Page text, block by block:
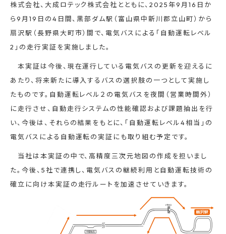
株式会社、大成ロテック株式会社とともに、2025年9月16日か
ら9月19日の4日間、黒部ダム駅（富山県中新川郡立山町）から
扇沢駅（長野県大町市）間で、電気バスによる「自動運転レベル
2」の走行実証を実施しました。
本実証は今後、現在運行している電気バスの更新を迎えるに
あたり、将来新たに導入するバスの選択肢の一つとして実施し
たものです。自動運転レベル２の電気バスを夜間（営業時間外）
に走行させ、自動走行システムの性能確認および課題抽出を行
い、今後は、それらの結果をもとに、「自動運転レベル4相当」の
電気バスによる自動運転の実証にも取り組む予定です。
当社は本実証の中で、高精度三次元地図の作成を担いまし
た。今後、5社で連携し、電気バスの継続利用と自動運転技術の
確立に向け本実証の走行ルートを加速させていきます。